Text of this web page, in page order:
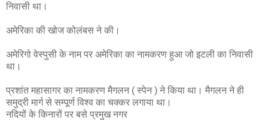
निवासी था।
अमेरिका की खोज कोलंबस ने की।
अमेरिगो वेस्पुसी के नाम पर अमेरिका का नामकरण हुआ जो इटली का निवासी
था।
प्रशांत महासागर का नामकरण मैगलन ( स्पेन ) ने किया था। मैगलन ने ही
समुद्री मार्ग से सम्पूर्ण विश्व का चक्कर लगाया था।
नदियों के किनारों पर बसे प्रमुख नगर